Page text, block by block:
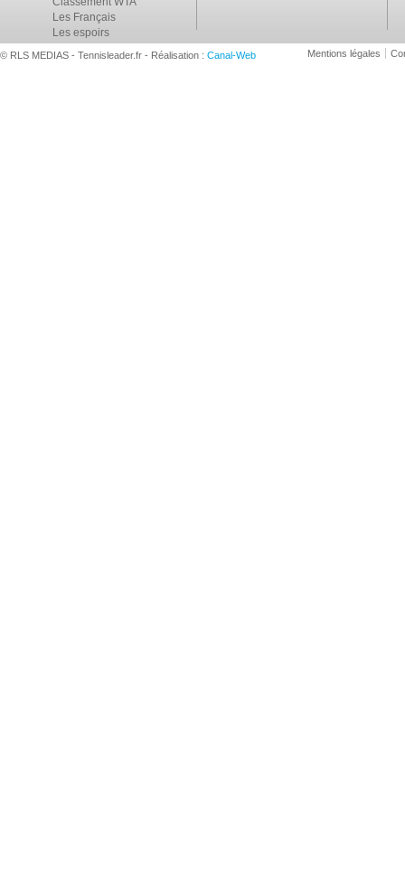
Les Français
Les espoirs
© RLS MEDIAS - Tennisleader.fr - Réalisation : Canal-Web Mentions légales